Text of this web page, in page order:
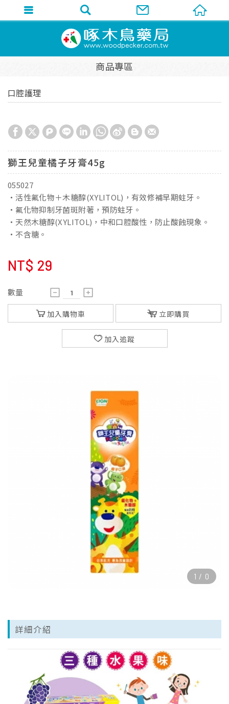
商品專區
口腔護理
獅王兒童橘子牙膏45g
055027
・活性氟化物＋木糖醇(XYLITOL)，有效修補早期蛀牙。
・氟化物抑制牙菌斑附著，預防蛀牙。
・天然木糖醇(XYLITOL)，中和口腔酸性，防止酸蝕現象。
・不含糖。
NT$ 29
數量
加入購物車 立即購買
加入追蹤
1 / 0
詳細介紹